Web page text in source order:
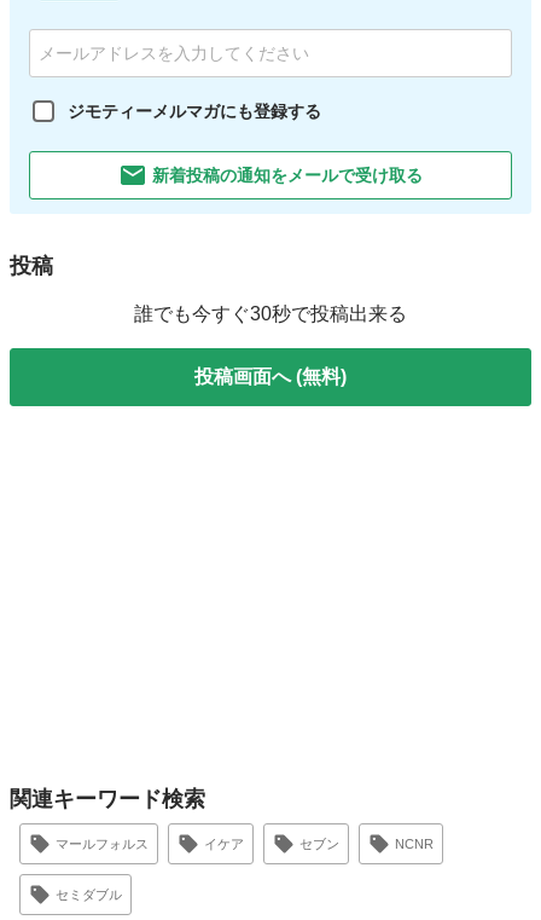
ジモティーメルマガにも登録する
新着投稿の通知をメールで受け取る
投稿
誰でも今すぐ30秒で投稿出来る
投稿画面へ (無料)
関連キーワード検索
マールフォルス イケア セブン NCNR
セミダブル